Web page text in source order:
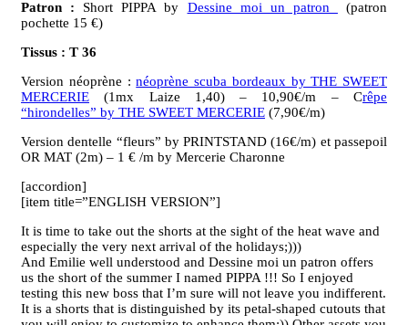
Patron : Short PIPPA by Dessine moi un patron
(patron
pochette 15 €)
Tissus : T 36
Version néoprène :néoprène scuba bordeaux by THE SWEET
MERCERIE (1mx Laize 1,40) – 10,90€/m – Crêpe
“hirondelles” by THE SWEET MERCERIE (7,90€/m)
Version dentelle “fleurs” by PRINTSTAND (16€/m) et passepoil
OR MAT (2m) – 1 € /m by Mercerie Charonne
[accordion]
[item title=”ENGLISH VERSION”]
It is time to take out the shorts at the sight of the heat wave and
especially the very next arrival of the holidays;)))
And Emilie well understood and Dessine moi un patron offers
us the short of the summer I named PIPPA !!! So I enjoyed
testing this new boss that I’m sure will not leave you indifferent.
It is a shorts that is distinguished by its petal-shaped cutouts that